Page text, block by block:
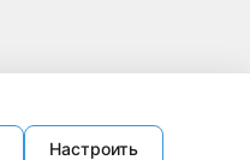
Настроить